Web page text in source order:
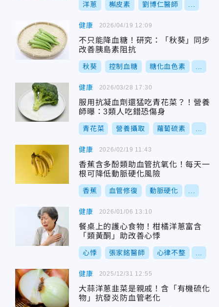
洋蔥 槲皮素 劉博仁醫師
健康
不只能降血糖！研究：「秋葵」同步
改善胰島素阻抗
秋葵 控制血糖 糖化血色素
2026/04/19 12:09
健康
服用抗凝血劑還猛吃青花菜？！營養
師曝：3類人吃錯恐傷身
青花菜 營養攝取 蘿蔔硫素
2026/03/28 17:30
健康
香蕉含多酚類助血管抗氧化！每天一
根可降低動脈硬化風險
香蕉 血管修復 動脈硬化
2026/02/19 11:43
健康
餐桌上的護心食物！柑橘洋蔥富含
「類黃酮」助改善心悸
心悸 張家銘醫師 心律不整
2026/01/06 13:10
健康
大蒜洋蔥韭菜是親戚！含「有機硫化
物」抗發炎防血管老化
2025/12/31 12:55